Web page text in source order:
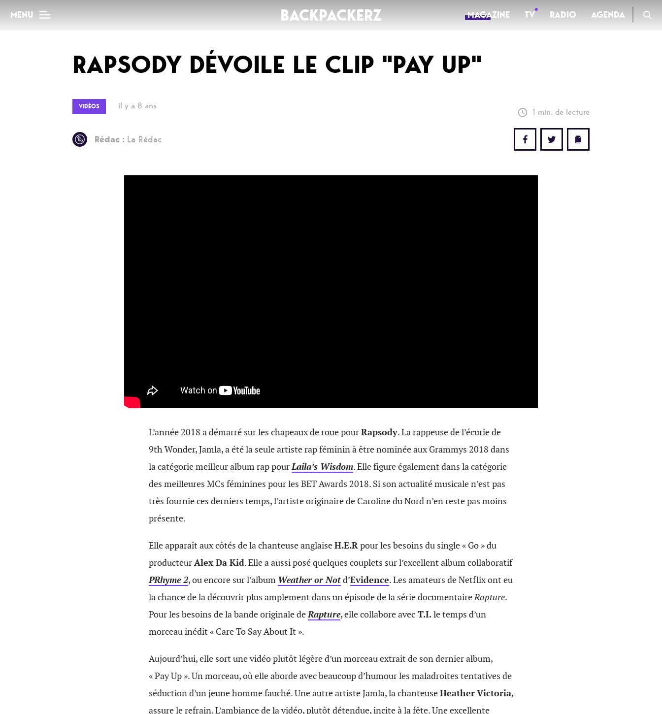
MENU BACKPACKERZ MAGAZINE TV RADIO AGENDA
MAG
Dossiers
Tops
Interviews
AGENDA RADIO
Live
Documentaires
RAPSODY DÉVOILE LE CLIP "PAY UP"
VIDÉOS il y a 8 ans
1 min. de lecture
Rédac : La Rédac
L’année 2018 a démarré sur les chapeaux de roue pourRapsody. La rappeuse de l’écurie de
9th Wonder, Jamla, a été la seule artiste rap féminin à être nominée aux Grammys 2018 dans
la catégorie meilleur album rap pourLaila’s Wisdom. Elle figure également dans la catégorie
des meilleures MCs féminines pour les BET Awards 2018. Si son actualité musicale n’est pas
très fournie ces derniers temps, l’artiste originaire de Caroline du Nord n’en reste pas moins
présente.
Elle apparaît aux côtés de la chanteuse anglaiseH.E.Rpour les besoins du single « Go » du
producteurAlex Da Kid. Elle a aussi posé quelques couplets sur l’excellent album collaboratif
PRhyme 2, ou encore sur l’album Weather or Notd’Evidence. Les amateurs de Netflix ont eu
la chance de la découvrir plus amplement dans un épisode de la série documentaireRapture.
Pour les besoins de la bande originale deRapture, elle collabore avec T.I.le temps d’un
morceau inédit « Care To Say About It ».
Aujourd’hui, elle sort une vidéo plutôt légère d’un morceau extrait de son dernier album,
« Pay Up ». Un morceau, où elle aborde avec beaucoup d’humour les maladroites tentatives de
séduction d’un jeune homme fauché. Une autre artiste Jamla, la chanteuseHeatherVictoria,
assure le refrain. L’ambiance de la vidéo, plutôt détendue, incite à la fête. Une excellente